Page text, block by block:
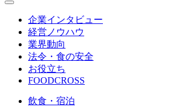
企業インタビュー
経営ノウハウ
業界動向
法令・食の安全
お役立ち
FOODCROSS
飲食・宿泊